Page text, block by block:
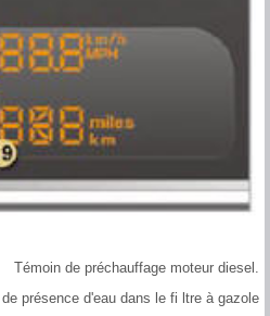
Témoin de préchauffage moteur diesel.
présence d'eau dans le fi ltre à gazole